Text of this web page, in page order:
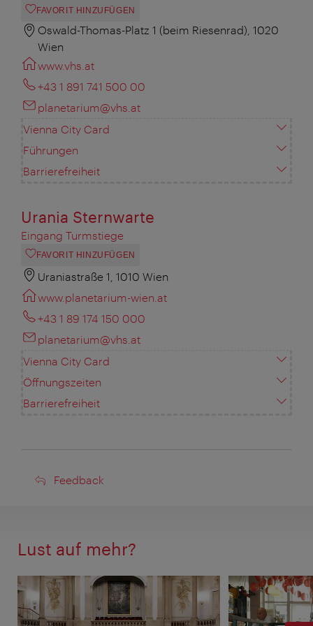
FAVORIT HINZUFÜGEN
Oswald-Thomas-Platz 1 (beim Riesenrad), 1020
Wien
www.vhs.at
+43 1 891 741 500 00
planetarium@vhs.at
Vienna City Card
Führungen
Barrierefreiheit
Urania Sternwarte
Eingang Turmstiege
FAVORIT HINZUFÜGEN
Uraniastraße 1, 1010 Wien
www.planetarium-wien.at
+43 1 89 174 150 000
planetarium@vhs.at
Vienna City Card
Öffnungszeiten
Barrierefreiheit
Feedback
Feedback
Lust auf mehr?